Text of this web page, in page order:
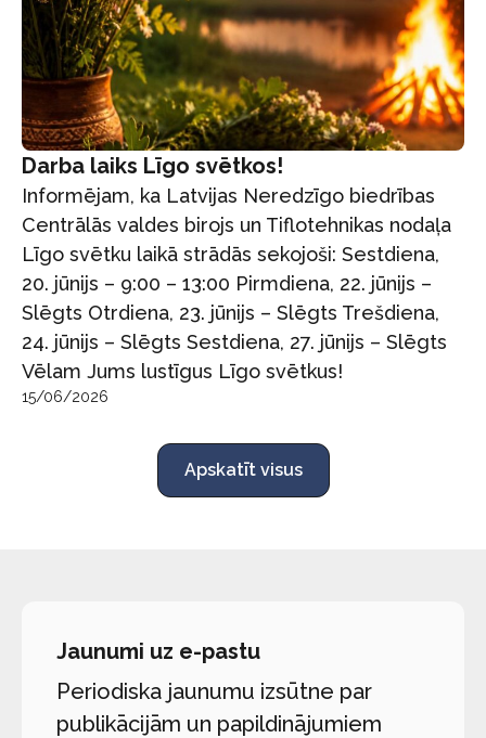
Darba laiks Līgo svētkos!
Informējam, ka Latvijas Neredzīgo biedrības
Centrālās valdes birojs un Tiflotehnikas nodaļa
Līgo svētku laikā strādās sekojoši: Sestdiena,
20. jūnijs – 9:00 – 13:00 Pirmdiena, 22. jūnijs –
Slēgts Otrdiena, 23. jūnijs – Slēgts Trešdiena,
24. jūnijs – Slēgts Sestdiena, 27. jūnijs – Slēgts
Vēlam Jums lustīgus Līgo svētkus!
15/06/2026
Apskatīt visus
Jaunumi uz e-pastu
Periodiska jaunumu izsūtne par
publikācijām un papildinājumiem